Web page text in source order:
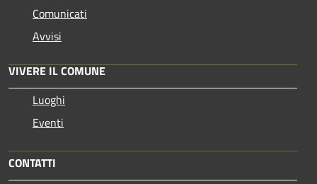
Comunicati
Avvisi
VIVERE IL COMUNE
Luoghi
Eventi
CONTATTI